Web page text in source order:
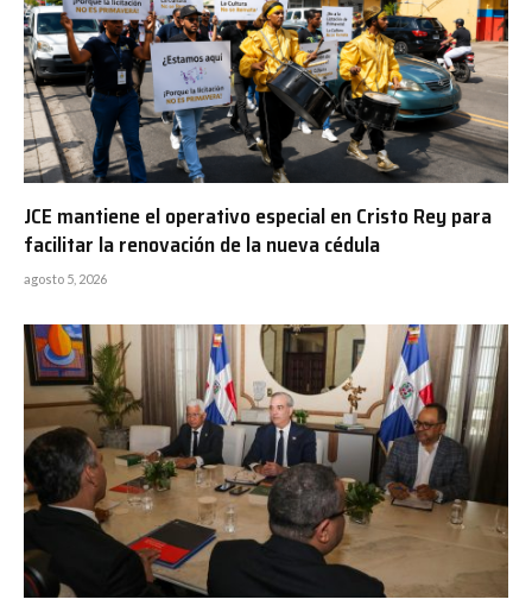
JCE mantiene el operativo especial en Cristo Rey para
facilitar la renovación de la nueva cédula
agosto 5, 2026